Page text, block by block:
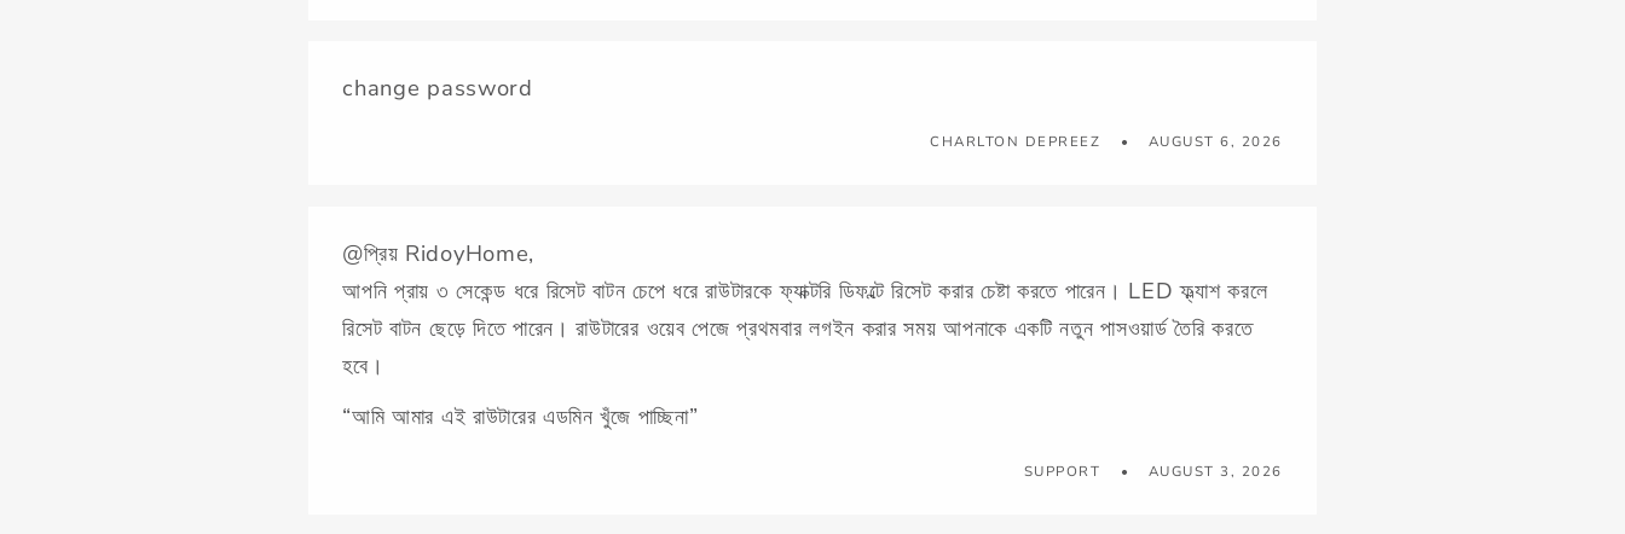
change password
CHARLTON DEPREEZ AUGUST 6, 2026
@প্রিয় RidoyHome,
আপনি প্রায় ৩ সেকেন্ড ধরে রিসেট বাটন চেপে ধরে রাউটারকে ফ্যাক্টরি ডিফল্টে রিসেট করার চেষ্টা করতে পারেন। LED ফ্ল্যাশ করলে
রিসেট বাটন ছেড়ে দিতে পারেন। রাউটারের ওয়েব পেজে প্রথমবার লগইন করার সময় আপনাকে একটি নতুন পাসওয়ার্ড তৈরি করতে
হবে।
“আমি আমার এই রাউটারের এডমিন খুঁজে পাচ্ছিনা”
SUPPORT AUGUST 3, 2026